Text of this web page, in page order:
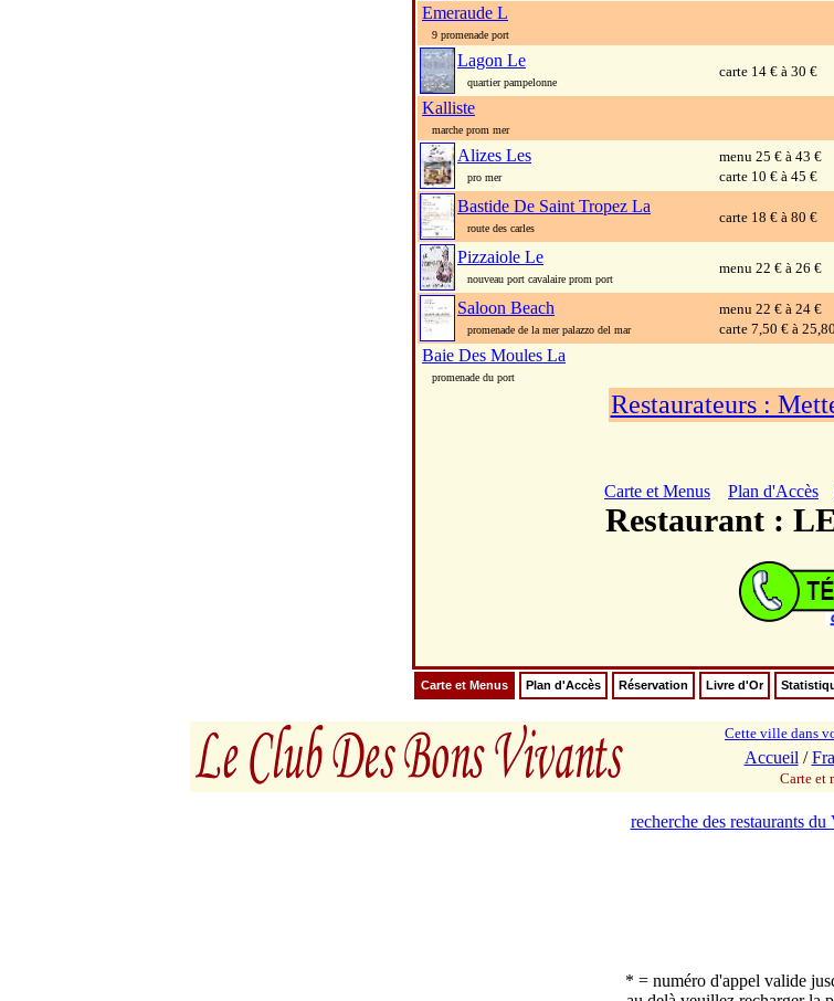
Emeraude L
9 promenade port
Lagon Le
quartier pampelonne
carte 14 € à 30 €
Kalliste
marche prom mer
Alizes Les
pro mer
menu 25 € à 43 €
carte 10 € à 45 €
Bastide De Saint Tropez La
route des carles
carte 18 € à 80 €
Pizzaiole Le
nouveau port cavalaire prom port
menu 22 € à 26 €
Saloon Beach
promenade de la mer palazzo del mar
menu 22 € à 24 €
carte 7,50 € à
Baie Des Moules La
promenade du port
Restaurateurs :
Carte et Menus Plan d'Accès
Restaurant :
Carte et Menus Plan d'Accès Réservation Livre d'Or
Cette ville dans
Accueil /
Carte et
recherche des restaurants du
* = numéro d'appel valide